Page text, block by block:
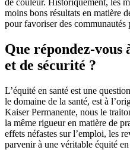
moins bons résultats en matière
pour favoriser des communautés
Que répondez-vous
et de sécurité ?
L’équité en santé est une
le domaine de la santé, est à
Kaiser Permanente, nous le
la même rigueur en matière de
effets néfastes sur l’emploi, les
parvenir à une véritable équité en